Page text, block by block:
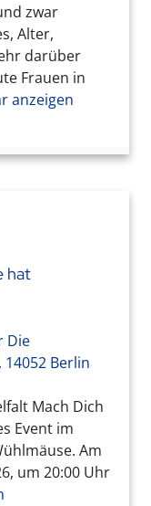
zwar
Alter,
darüber
Frauen in
anzeigen
hat
Die
Berlin
Mach Dich
Event im
Am
um 20:00 Uhr